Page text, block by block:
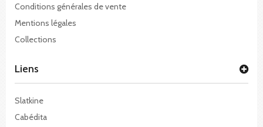
Conditions générales de vente
Mentions légales
Collections
Liens
Slatkine
Cabédita